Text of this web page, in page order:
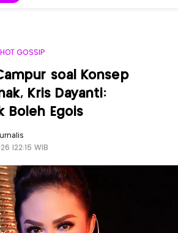
HOT GOSSIP
soal Konsep
Kris Dayanti:
Boleh Egois
|22:15 WIB